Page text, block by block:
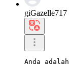
giGazelle717
Anda